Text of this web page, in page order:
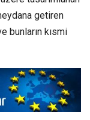
getiren
bunların kısmi